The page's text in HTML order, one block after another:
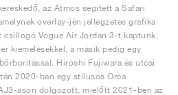
az Atmos segített a Safari
overlay-jén jellegzetes grafika
Vogue Air Jordan 3-t kaptunk,
kiemelésekkel, a másik pedig egy
Hiroshi Fujiwara és utcai
2020-ban egy stílusos Orca
ason dolgozott, mielőtt 2021-ben az